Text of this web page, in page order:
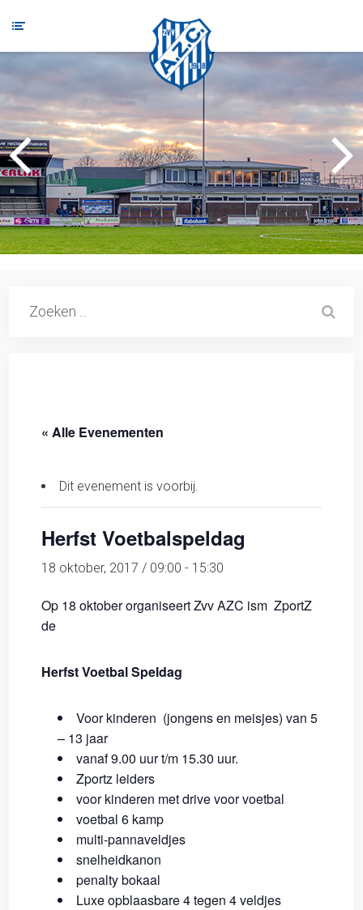
« Alle Evenementen
Dit evenement is voorbij.
Herfst Voetbalspeldag
18 oktober, 2017 / 09:00 - 15:30
Op 18 oktober organiseert Zvv AZC ism ZportZ
de
Herfst Voetbal Speldag
Voor kinderen (jongens en meisjes) van 5
– 13 jaar
vanaf 9.00 uur t/m 15.30 uur.
Zportz leiders
voor kinderen met drive voor voetbal
voetbal 6 kamp
multi-pannaveldjes
snelheidkanon
penalty bokaal
Luxe opblaasbare 4 tegen 4 veldjes